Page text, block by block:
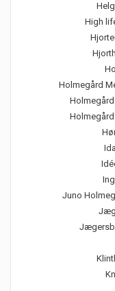
High
Holmegård
Juno